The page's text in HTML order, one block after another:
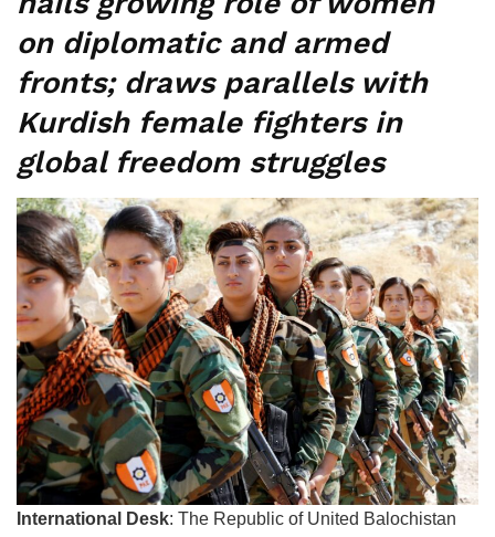
on diplomatic and armed
fronts; draws parallels with
Kurdish female fighters in
global freedom struggles
International Desk: The Republic of United Balochistan